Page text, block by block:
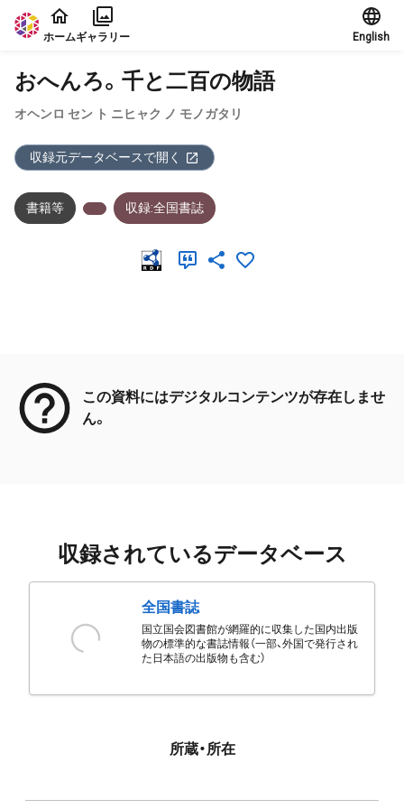
本文に飛ぶ
ホームギャラリー English
おへんろ。千と二百の物語
オヘンロ セン ト ニヒャク ノ モノガタリ
収録元データベースで開く
書籍等 収録:全国書誌
この資料にはデジタルコンテンツが存在しませ
ん。
収録されているデータベース
全国書誌
国立国会図書館が網羅的に収集した国内出版
物の標準的な書誌情報（一部、外国で発行され
た日本語の出版物も含む）
所蔵・所在